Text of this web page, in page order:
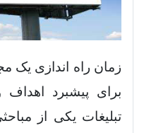
زمان راه اندازی یک
برای پیشبرد
تبلیغات یکی از